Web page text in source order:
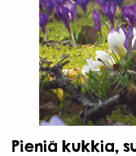
Pieniä kukkia,